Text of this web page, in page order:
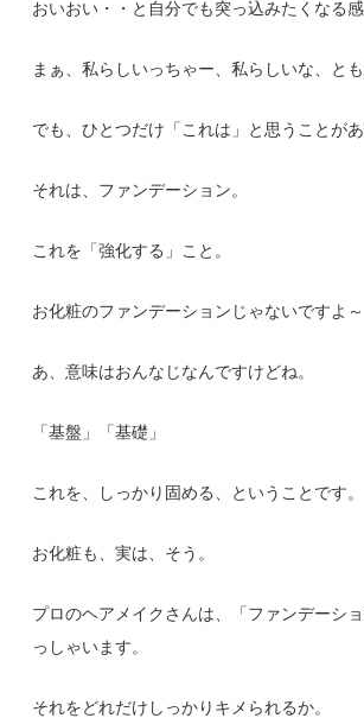
おいおい・・と自分でも突っ込みたくなる
まぁ、私らしいっちゃー、私らしいな、とも
でも、ひとつだけ「これは」と思うことがあ
それは、ファンデーション。
これを「強化する」こと。
お化粧のファンデーションじゃないですよ～
あ、意味はおんなじなんですけどね。
「基盤」「基礎」
これを、しっかり固める、ということです。
お化粧も、実は、そう。
プロのヘアメイクさんは、「ファンデーシ
っしゃいます。
それをどれだけしっかりキメられるか。